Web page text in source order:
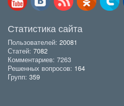
Статистика сайта
Пользователей: 20081
Статей: 7082
Комментариев: 7263
Решенных вопросов: 164
Групп: 359